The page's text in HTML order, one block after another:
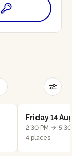
Friday 14
2:30 PM
5:30
4 places